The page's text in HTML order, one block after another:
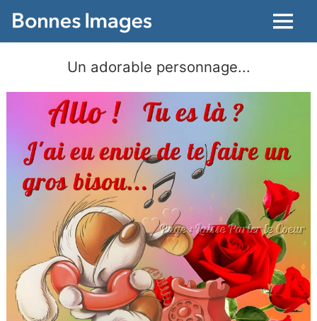
Menu
Un adorable personnage...